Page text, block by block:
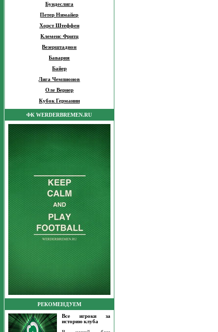
Бундеслига
Петер Нимайер
Хорст Штеффен
Клеменс Фритц
Везерштадион
Бавария
Байер
Лига Чемпионов
Оле Вернер
Кубок Германии
ФК WERDERBREMEN.RU
РЕКОМЕНДУЕМ
Все игроки за
историю клуба